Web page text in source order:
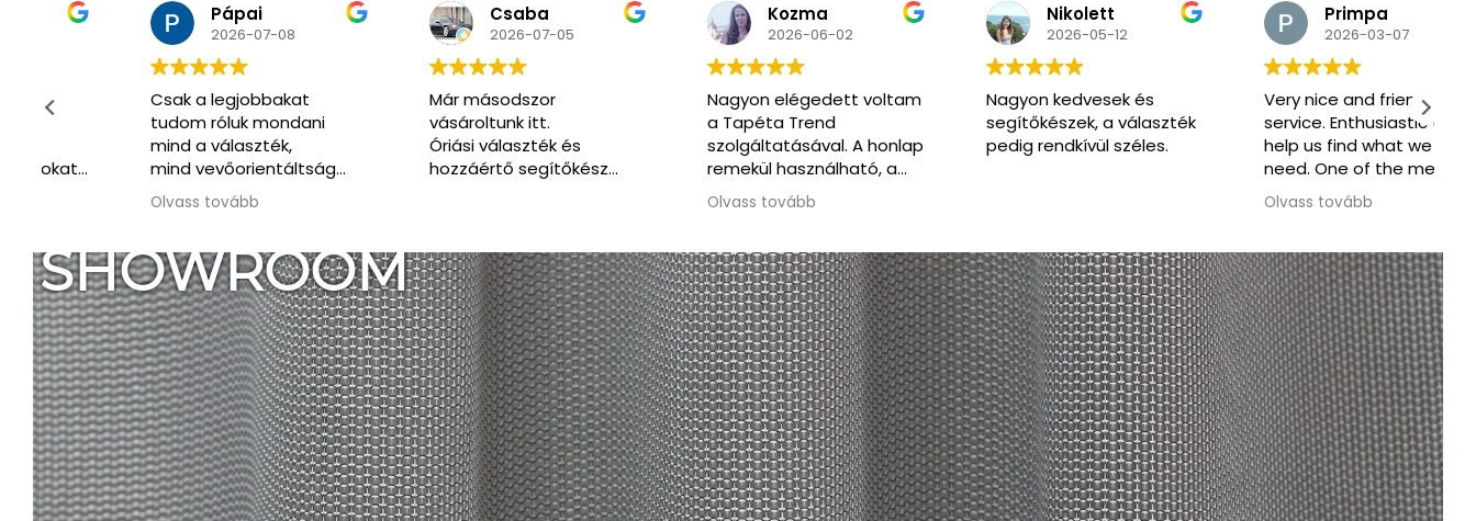
Pápai
2026-07-08
Csak a legjobbakat
tudom róluk mondani
mind a választék,
mind vevőorientáltság
Köszönöm legfőképpen
kontaktban voltunk.
Mindenről tájékoztatott,
segítőkészsége, valamint
barátságos és türelmes
hozzáállása tükrözi
mindazt, ahogyan
manapság kell egy sikeres
vállalkozásnak működnie.
Olvass tovább
Csaba
2026-07-05
Már másodszor
vásároltunk itt.
Óriási választék és
hozzáértő segítőkész
Kozma
2026-06-02
Nagyon elégedett voltam
a Tapéta Trend
szolgáltatásával. A honlap
remekül használható, a
kommunikáció végig
korrekt és segítőkész volt.
kerültünk, rugalmasan
ajánlottak alternatív
megoldást, ami nagy
segítség volt. Jó szívvel
ajánlom a csapatot.
Olvass tovább
Nikolett
2026-05-12
Nagyon kedvesek és
segítőkészek, a választék
pedig rendkívül széles.
Primpa
2026-03-07
Very nice and friendly
service. Enthusiastic to
help us find what we
need. One of the men
also spoke English.
Olvass tovább
SHOWROOM